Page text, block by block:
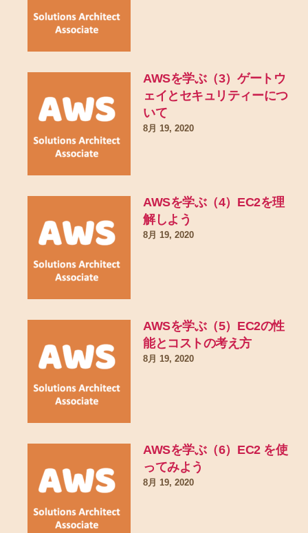
AWSを学ぶ（3）ゲートウ
ェイとセキュリティーにつ
いて
8月 19, 2020
AWSを学ぶ（4）EC2を理
解しよう
8月 19, 2020
AWSを学ぶ（5）EC2の性
能とコストの考え方
8月 19, 2020
AWSを学ぶ（6）EC2 を使
ってみよう
8月 19, 2020